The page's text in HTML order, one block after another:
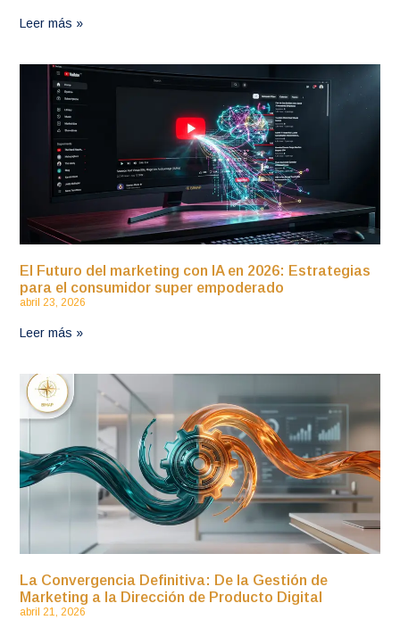
Leer más »
El Futuro del marketing con IA en 2026: Estrategias
para el consumidor super empoderado
abril 23, 2026
Leer más »
La Convergencia Definitiva: De la Gestión de
Marketing a la Dirección de Producto Digital
abril 21, 2026